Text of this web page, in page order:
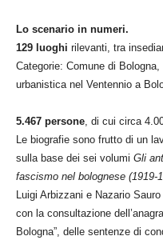
Lo scenario in numeri.
129 luoghi rilevanti, tra
Categorie: Comune di
urbanistica nel Ventennio a
5.467 persone, di cui circa
Le biografie sono frutto di un
sulla base dei sei volumi Gli
fascismo nel bolognese (1919-
Luigi Arbizzani e Nazario
con la consultazione
Bologna”, delle sentenze di